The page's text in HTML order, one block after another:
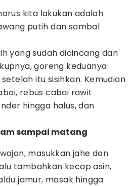
kita lakukan adalah
putih dan sambal
yang sudah dicincang dan
goreng keduanya
itu sisihkan. Kemudian
rebus cabai rawit
hingga halus, dan
sampai matang
masukkan jahe dan
tambahkan kecap asin,
jamur, masak hingga